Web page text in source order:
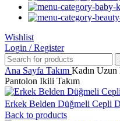
Wishlist
Login / Register
Ana Sayfa Takım Kadın Uzun
Pantolon Ikili Takım
Erkek Belden Düğmeli Cepli
Back to products